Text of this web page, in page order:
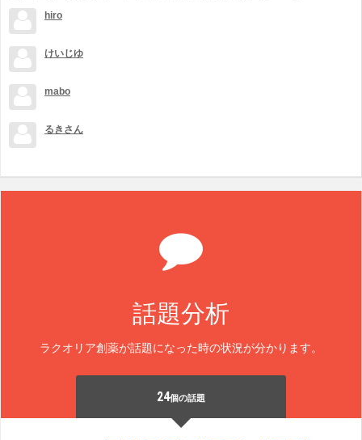
hiro
けいじゆ
mabo
るきさん
話題分析
ラクオリア創薬が話題になった時の状況が分かります。
24個の話題